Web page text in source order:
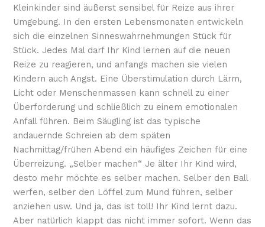
Kleinkinder sind äußerst sensibel für Reize aus ihrer
Umgebung. In den ersten Lebensmonaten entwickeln
sich die einzelnen Sinneswahrnehmungen Stück für
Stück. Jedes Mal darf Ihr Kind lernen auf die neuen
Reize zu reagieren, und anfangs machen sie vielen
Kindern auch Angst. Eine Überstimulation durch Lärm,
Licht oder Menschenmassen kann schnell zu einer
Überforderung und schließlich zu einem emotionalen
Anfall führen. Beim Säugling ist das typische
andauernde Schreien ab dem späten
Nachmittag/frühen Abend ein häufiges Zeichen für eine
Überreizung. „Selber machen“ Je älter Ihr Kind wird,
desto mehr möchte es selber machen. Selber den Ball
werfen, selber den Löffel zum Mund führen, selber
anziehen usw. Und ja, das ist toll! Ihr Kind lernt dazu.
Aber natürlich klappt das nicht immer sofort. Wenn das